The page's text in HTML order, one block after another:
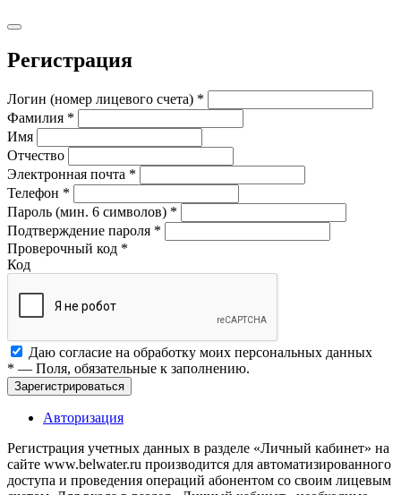
Регистрация
Логин (номер лицевого счета) *
Фамилия *
Имя
Отчество
Электронная почта *
Телефон *
Пароль (мин. 6 символов) *
Подтверждение пароля *
Проверочный код *
Код
Даю согласие на обработку моих персональных данных
* — Поля, обязательные к заполнению.
Зарегистрироваться
Авторизация
Регистрация учетных данных в разделе «Личный кабинет» на
сайте www.belwater.ru производится для автоматизированного
доступа и проведения операций абонентом со своим лицевым